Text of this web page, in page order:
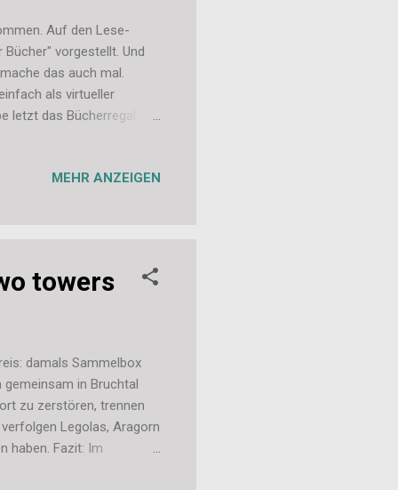
Auf den Lese-
vorgestellt. Und
das auch mal.
als virtueller
letzt das Bücherregal
Aus der Reihe "Hab ich
MEHR ANZEIGEN
towers
damals Sammelbox
in Bruchtal
zu zerstören, trennen
Legolas, Aragorn
haben. Fazit: Im